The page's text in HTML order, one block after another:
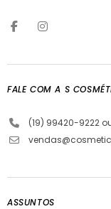
FALE COM A S
(19) 99420-9222
ASSUNTOS